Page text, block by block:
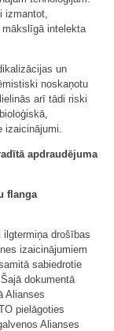
izmantot,
mākslīgā intelekta
un
noskaņotu
arī tādi riski
izaicinājumi.
apdraudējuma
flanga
ilgtermiņa drošības
izaicinājumiem
sabiedrotie
dokumentā
Alianses
pielāgoties
Alianses